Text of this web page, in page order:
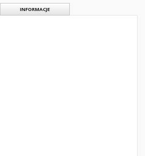
INFORMACJE